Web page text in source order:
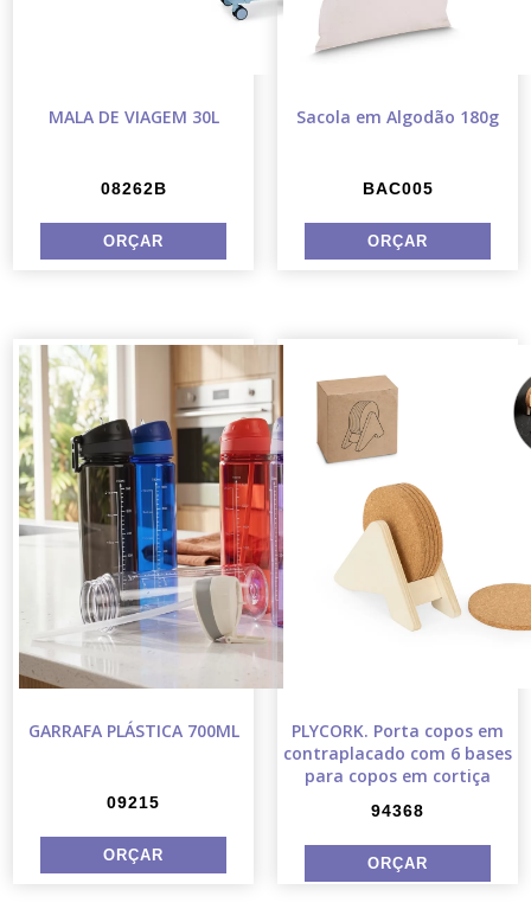
MALA DE VIAGEM 30L
08262B
Sacola em Algodão 180g
BAC005
GARRAFA PLÁSTICA 700ML
09215
PLYCORK. Porta copos em
contraplacado com 6 bases
para copos em cortiça
94368